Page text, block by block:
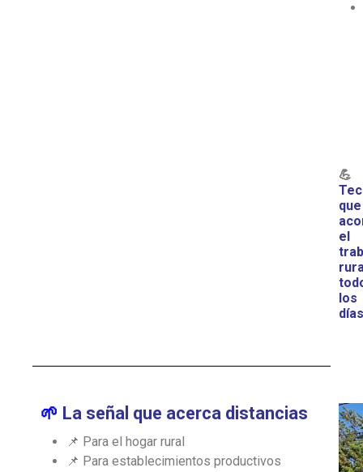
💪
que
el
los
🌱 La señal que acerca distancias
📌 Para el hogar rural
📌 Para establecimientos productivos